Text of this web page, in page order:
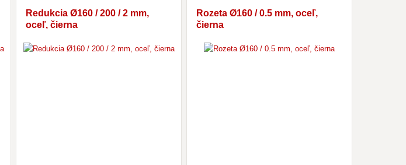
Redukcia Ø160 / 200 / 2 mm,
oceľ, čierna
Rozeta Ø160 / 0.5 mm, oceľ,
čierna